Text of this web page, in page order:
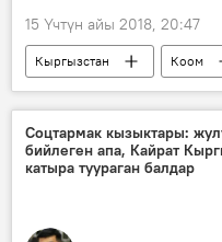
15 Үчтүн айы 2018, 20:47
Кыргызстан Коом
Мультимедиа
Видео
рейд
такси
Соцтармак кызыктары:
бийлеген апа, Кайрат
катыра туураган балдар